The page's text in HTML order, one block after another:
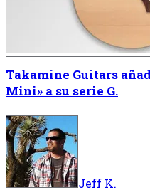
Takamine Guitars
Mini» a su serie G.
Jeff K.